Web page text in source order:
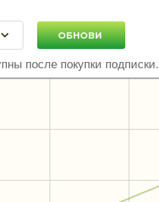
после покупки подписки.